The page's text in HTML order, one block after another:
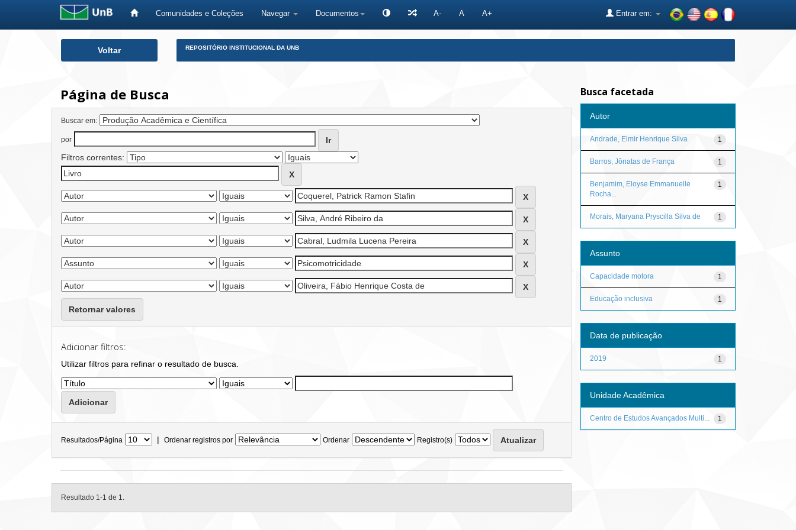
Comunidades e Coleções Navegar Documentos A- A A+ Entrar em:
Voltar REPOSITÓRIO INSTITUCIONAL DA UNB
Página de Busca
Buscar em:
por
Filtros correntes:
Retornar valores
Adicionar filtros:
Utilizar filtros para refinar o resultado de busca.
Resultados/Página | Ordenar registros por Ordenar Registro(s)
Resultado 1-1 de 1.
Busca facetada
Autor
1
Andrade, Elmir Henrique Silva
1
Barros, Jônatas de França
1
Benjamim, Eloyse Emmanuelle
Rocha...
1
Morais, Maryana Pryscilla Silva de
Assunto
1
Capacidade motora
1
Educação inclusiva
Data de publicação
1
2019
Unidade Acadêmica
1
Centro de Estudos Avançados Multi...